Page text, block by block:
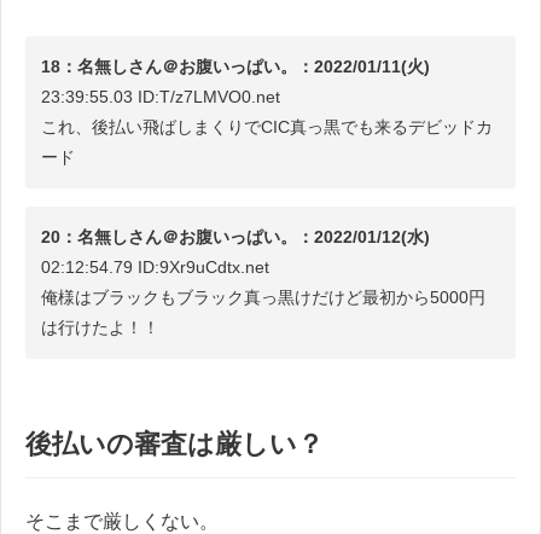
18：名無しさん＠お腹いっぱい。：2022/01/11(火)
23:39:55.03 ID:T/z7LMVO0.net
これ、後払い飛ばしまくりでCIC真っ黒でも来るデビッドカ
ード
20：名無しさん＠お腹いっぱい。：2022/01/12(水)
02:12:54.79 ID:9Xr9uCdtx.net
俺様はブラックもブラック真っ黒けだけど最初から5000円
は行けたよ！！
後払いの審査は厳しい？
そこまで厳しくない。